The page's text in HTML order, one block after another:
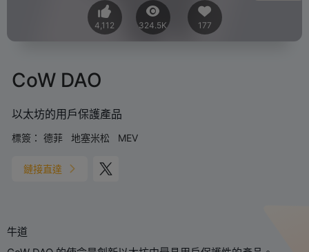
4,112 324.5K 177
CoW DAO
以太坊的用戶保護產品
標簽： 德菲 地塞米松 MEV
鏈接直達
牛道